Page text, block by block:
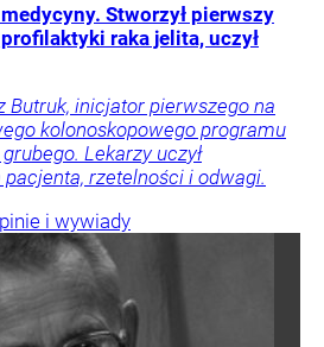
Stworzył pierwszy
raka jelita, uczył
Butruk, inicjator pierwszego na
kolonoskopowego programu
Lekarzy uczył
rzetelności i odwagi.
i wywiady